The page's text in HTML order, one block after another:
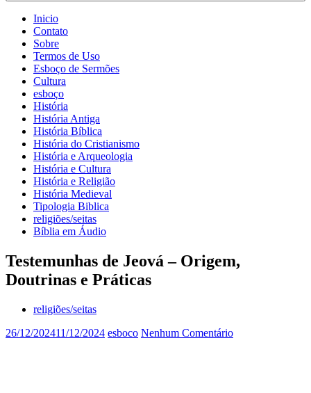
Inicio
Contato
Sobre
Termos de Uso
Esboço de Sermões
Cultura
esboço
História
História Antiga
História Bíblica
História do Cristianismo
História e Arqueologia
História e Cultura
História e Religião
História Medieval
Tipologia Biblica
religiões/seitas
Bíblia em Áudio
Testemunhas de Jeová – Origem,
Doutrinas e Práticas
religiões/seitas
26/12/202411/12/2024 esboco Nenhum Comentário